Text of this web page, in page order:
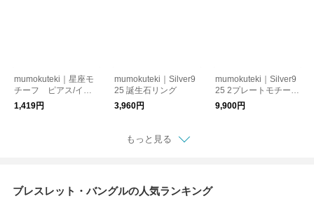
mumokuteki｜星座モ
チーフ ピアス/イヤ
リング
1,419円
mumokuteki｜Silver9
25 誕生石リング
3,960円
mumokuteki｜Silver9
25 2プレートモチーフ
リング
9,900円
もっと見る
ブレスレット・バングルの人気ランキング